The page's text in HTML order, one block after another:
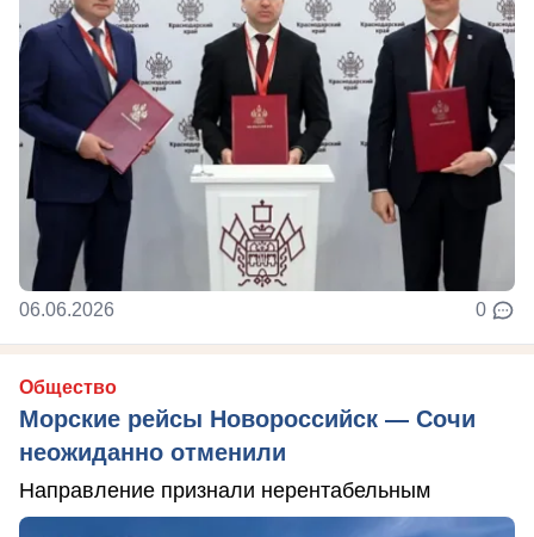
06.06.2026 0
Общество
Морские рейсы Новороссийск — Сочи
неожиданно отменили
Направление признали нерентабельным